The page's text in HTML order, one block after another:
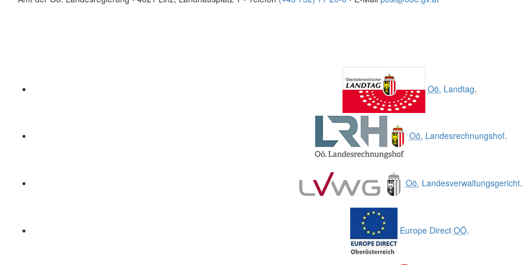
Oö. Landtag.
Oö. Landesrechnungshof.
Oö. Landesverwaltungsgericht.
Europe Direct OÖ.